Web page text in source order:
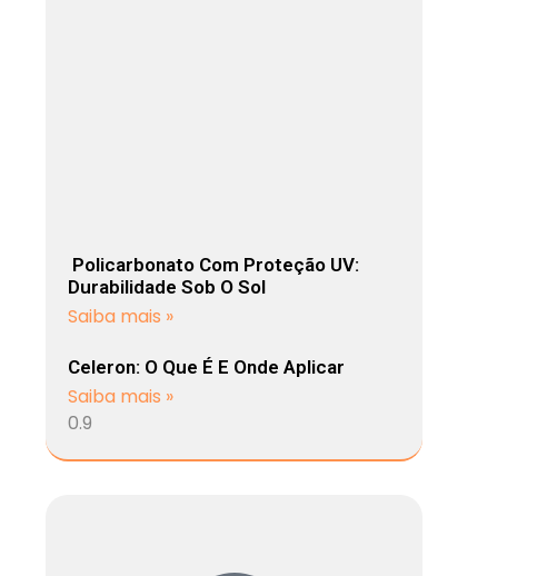
Policarbonato Com Proteção UV:
Durabilidade Sob O Sol
Saiba mais »
Celeron: O Que É E Onde Aplicar
Saiba mais »